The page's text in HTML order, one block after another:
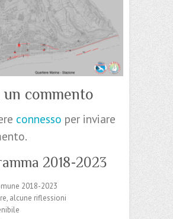
commento
connesso per inviare
2018-2023
2018-2023
alcune riflessioni